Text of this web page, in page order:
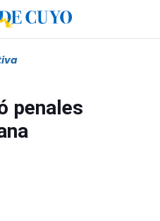
penales